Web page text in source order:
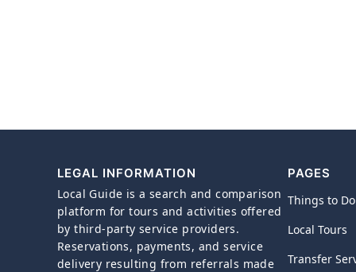
LEGAL INFORMATION
Local Guide is a search and comparison
platform for tours and activities offered
by third-party service providers.
Reservations, payments, and service
delivery resulting from referrals made
PAGES
Things to Do
Local Tours
Transfer